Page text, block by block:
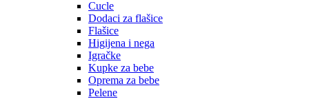
Cucle
Dodaci za flašice
Flašice
Higijena i nega
Igračke
Kupke za bebe
Oprema za bebe
Pelene